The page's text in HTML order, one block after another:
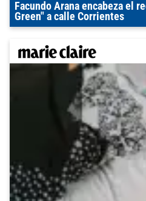
Facundo Arana encabeza el
Green" a calle Corrientes